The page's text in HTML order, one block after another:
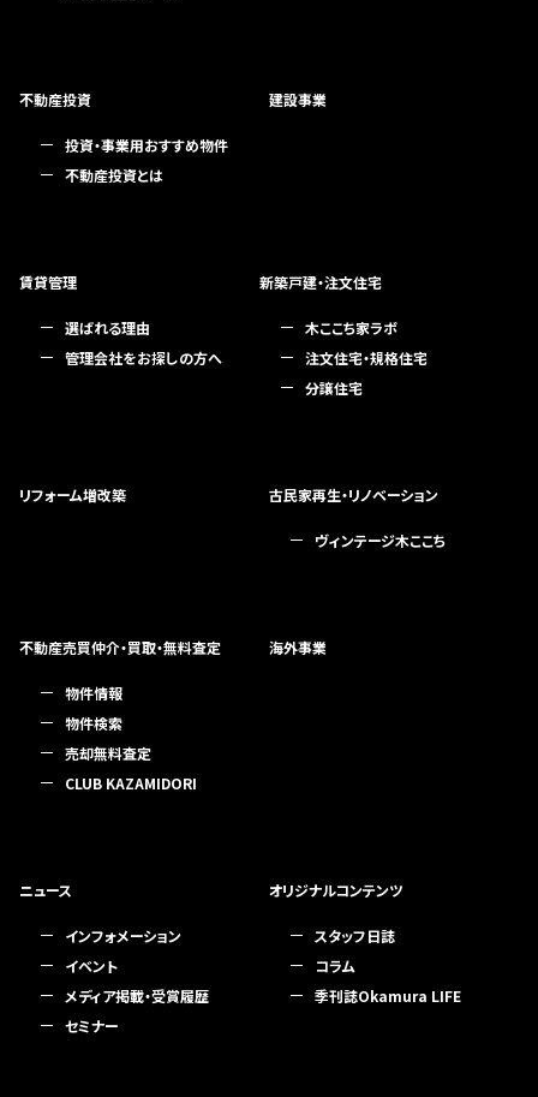
不動産投資
投資・事業用おすすめ物件
不動産投資とは
建設事業
賃貸管理
選ばれる理由
管理会社をお探しの方へ
新築戸建・注文住宅
木ここち家ラボ
注文住宅・規格住宅
分譲住宅
リフォーム増改築 古民家再生・リノベーション
ヴィンテージ木ここち
不動産売買仲介・買取・無料査定
物件情報
物件検索
売却無料査定
CLUB KAZAMIDORI
海外事業
ニュース
インフォメーション
イベント
メディア掲載・受賞履歴
セミナー
オリジナルコンテンツ
スタッフ日誌
コラム
季刊誌Okamura LIFE